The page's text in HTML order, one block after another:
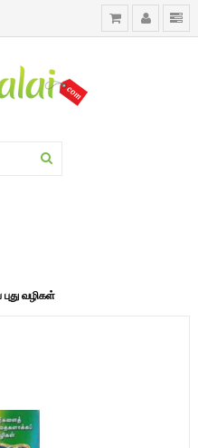
வழிகள்